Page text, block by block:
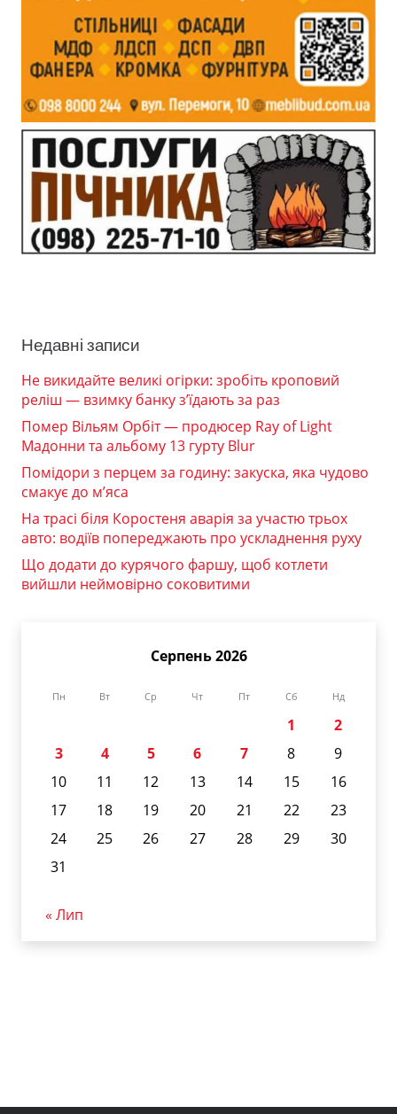
Недавні записи
Не викидайте великі огірки: зробіть кроповий
реліш — взимку банку з’їдають за раз
Помер Вільям Орбіт — продюсер Ray of Light
Мадонни та альбому 13 гурту Blur
Помідори з перцем за годину: закуска, яка чудово
смакує до м’яса
На трасі біля Коростеня аварія за участю трьох
авто: водіїв попереджають про ускладнення руху
Що додати до курячого фаршу, щоб котлети
вийшли неймовірно соковитими
Серпень 2026
Пн Вт Ср Чт Пт Сб Нд
1
2
3
4 5 6 7 8
9
10
11 12 13 14 15
16
17
18 19 20 21 22
23
24
25 26 27 28 29
30
31
« Лип